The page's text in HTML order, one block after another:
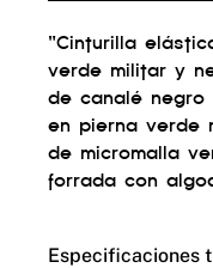
"Cinturilla
verde militar y
de canalé
en pierna verde
de micromalla
forrada con
Especificaciones